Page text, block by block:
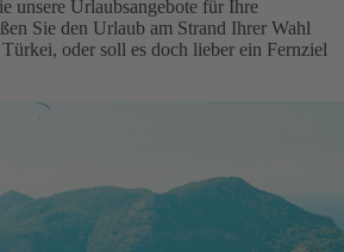
unsere Urlaubsangebote für Ihre
Sie den Urlaub am Strand Ihrer Wahl
oder soll es doch lieber ein Fernziel